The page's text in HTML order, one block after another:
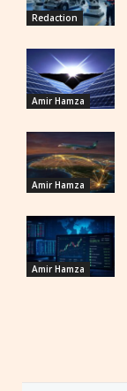
Redaction
Amir Hamza
Amir Hamza
Amir Hamza